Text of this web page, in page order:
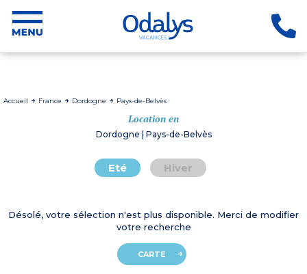
Accueil France Dordogne Pays-de-Belvès
Location en
Dordogne | Pays-de-Belvès
Eté Hiver
Désolé, votre sélection n'est plus disponible. Merci de modifier
votre recherche
CARTE